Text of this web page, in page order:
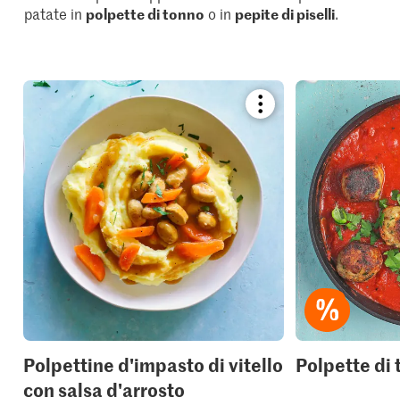
patate in polpette di tonno o in pepite di piselli.
Bookmark
recipe
to
your
collections.
Polpettine d'impasto di vitello
con salsa d'arrosto
Polpette di